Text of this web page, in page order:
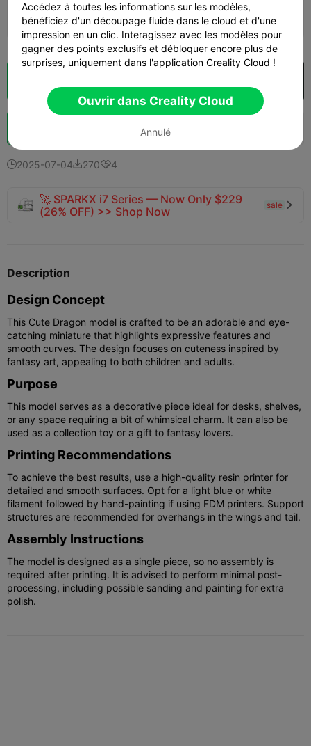
Auteur 16m 15s 1 plates 1.66g
137
2025-07-042704
🚀 SPARKX i7 Series — Now Only $229
(26% OFF) >> Shop Now
sale 
Description
Design Concept
This Cute Dragon model is crafted to be an adorable and eye-
catching miniature that highlights expressive features and
smooth curves. The design focuses on cuteness inspired by
fantasy art, appealing to both children and adults.
Purpose
This model serves as a decorative piece ideal for desks, shelves,
or any space requiring a bit of whimsical charm. It can also be
used as a collection toy or a gift to fantasy lovers.
Printing Recommendations
To achieve the best results, use a high-quality resin printer for
detailed and smooth surfaces. Opt for a light blue or white
filament followed by hand-painting if using FDM printers. Support
structures are recommended for overhangs in the wings and tail.
Assembly Instructions
The model is designed as a single piece, so no assembly is
required after printing. It is advised to perform minimal post-
processing, including possible sanding and painting for extra
polish.
Accédez à toutes les informations sur les modèles,
bénéficiez d'un découpage fluide dans le cloud et d'une
impression en un clic. Interagissez avec les modèles pour
gagner des points exclusifs et débloquer encore plus de
surprises, uniquement dans l'application Creality Cloud !
Ouvrir dans Creality Cloud
Annulé